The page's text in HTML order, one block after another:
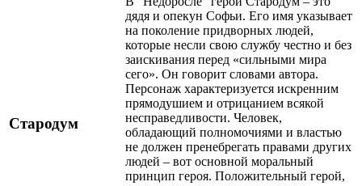
Стародум
дядя и опекун Софьи. Его имя указывает
на поколение придворных людей,
которые несли свою службу честно и без
заискивания перед «сильными мира
сего». Он говорит словами автора.
Персонаж характеризуется искренним
прямодушием и отрицанием всякой
несправедливости. Человек,
обладающий полномочиями и властью
не должен пренебрегать правами других
людей – вот основной моральный
принцип героя. Положительный герой,